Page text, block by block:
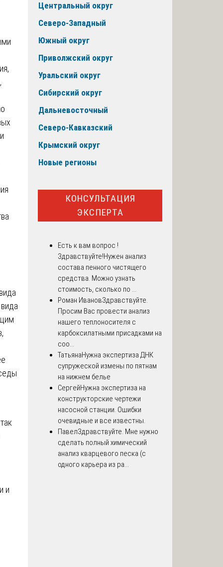
и
Центральный округ
Северо-Западный
Южный округ
Приволжский округ
Уральский округ
Сибирский округ
Дальневосточный
Северо-Кавказский
Крымский округ
Новые регионы
КОНСУЛЬТАЦИЯ
ЭКСПЕРТА
Есть к вам вопрос !
Здравствуйте!Нужен анализ
состава пенного чистящего
средства. Можно узнать
стоимость, сколько по ...
Роман ИвановЗдравствуйте.
Просим Вас провести анализ
нашего теплоносителя с
карбоксилатными присадками на
соо...
ТатьянаНужна экспертиза ДНК
супружеской измены по пятнам
на нижнем белье
СергейНужна экспертиза на
конструкторские чертежи
насосной станции. Ошибки
очевидные и все известны.
ПавелЗдравствуйте. Мне нужно
сделать полный химический
анализ кварцевого песка (с
одного карьера из ра...